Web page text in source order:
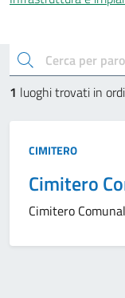
Esplora i
cerca
1 luoghi trovati in
Tipo:
CIMITERO
Cimitero
Cimitero